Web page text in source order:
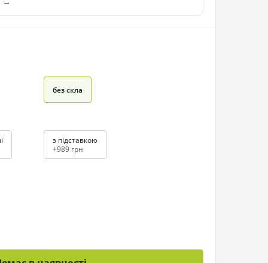
без скла
з підставкою
+989 грн